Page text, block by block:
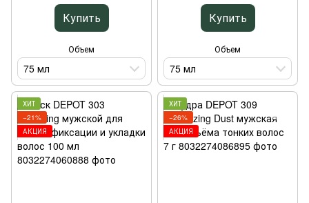
Купить
Объем
75 мл
Купить
Объем
75 мл
ХИТ
−21%
АКЦИЯ
ХИТ
−26%
АКЦИЯ